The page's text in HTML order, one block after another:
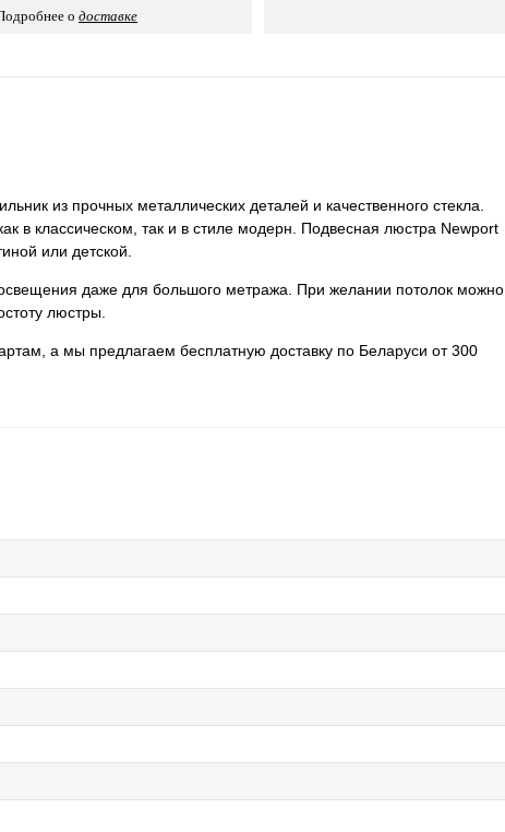
о доставке
из прочных металлических деталей и качественного стекла.
в классическом, так и в стиле модерн. Подвесная люстра Newport
или детской.
даже для большого метража. При желании потолок можно
люстры.
а мы предлагаем бесплатную доставку по Беларуси от 300